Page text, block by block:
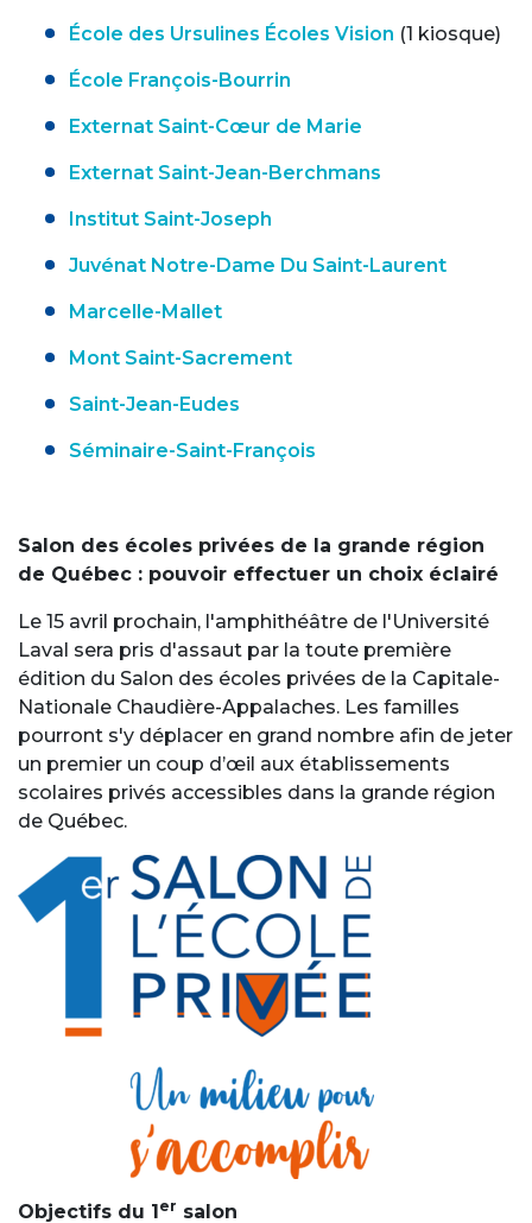
École des Ursulines Écoles Vision (1 kiosque)
École François-Bourrin
Externat Saint-Cœur de Marie
Externat Saint-Jean-Berchmans
Institut Saint-Joseph
Juvénat Notre-Dame Du Saint-Laurent
Marcelle-Mallet
Mont Saint-Sacrement
Saint-Jean-Eudes
Séminaire-Saint-François
Salon des écoles privées de la grande région
de Québec : pouvoir effectuer un choix éclairé
Le 15 avril prochain, l'amphithéâtre de l'Université
Laval sera pris d'assaut par la toute première
édition du Salon des écoles privées de la Capitale-
Nationale Chaudière-Appalaches. Les familles
pourront s'y déplacer en grand nombre afin de jeter
un premier un coup d’œil aux établissements
scolaires privés accessibles dans la grande région
de Québec.
Objectifs du 1er salon